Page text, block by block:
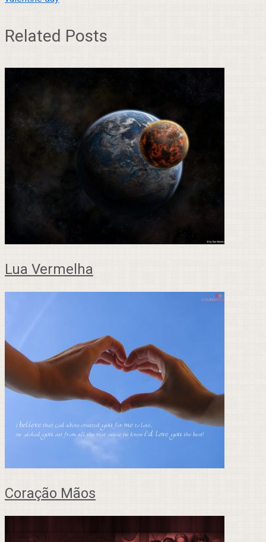
Related Posts
Lua Vermelha
Coração Mãos